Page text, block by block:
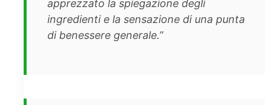
apprezzato la spiegazione degli
ingredienti e la sensazione di una punta
di benessere generale.”